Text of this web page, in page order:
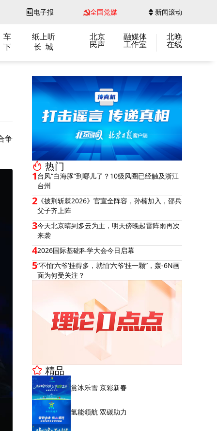
电子报 全国党媒 新闻滚动
车
纸上听
下
长 城
北京
民声
融媒体
工作室
北晚
在线
争
热门
1台风“白海豚”到哪儿了？10级风圈已经触及浙江
台州
2 《披荆斩棘2026》官宣全阵容，孙楠加入，邵兵
父子齐上阵
3今天北京晴到多云为主，明天傍晚起雷阵雨再次
来袭
42026国际基础科学大会今日启幕
5“不怕‘六爷’挂得多，就怕‘六爷’挂一颗”，轰-6N画
面为何受关注？
精品
赏冰乐雪 京彩新春
氢能领航 双碳助力